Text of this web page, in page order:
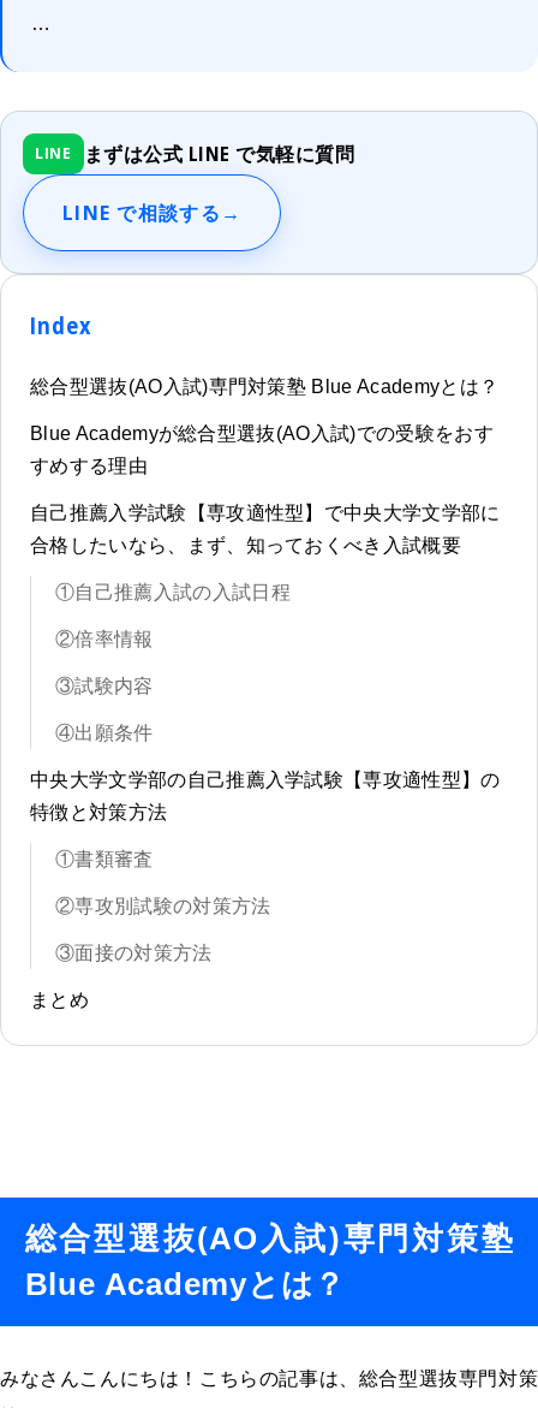
…
LINE まずは公式 LINE で気軽に質問
LINE で相談する →
Index
総合型選抜(AO入試)専門対策塾 Blue Academyとは？
Blue Academyが総合型選抜(AO入試)での受験をおす
すめする理由
自己推薦入学試験【専攻適性型】で中央大学文学部に
合格したいなら、まず、知っておくべき入試概要
①自己推薦入試の入試日程
②倍率情報
③試験内容
④出願条件
中央大学文学部の自己推薦入学試験【専攻適性型】の
特徴と対策方法
①書類審査
②専攻別試験の対策方法
③面接の対策方法
まとめ
総合型選抜(AO入試)専門対策塾
Blue Academyとは ？
みなさんこんにちは！こちらの記事は、総合型選抜専門対策